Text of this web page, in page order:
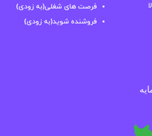
فرصت های شغلی(به زودی)
فروشنده شوید(به زودی)